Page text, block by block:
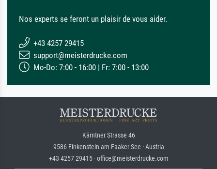
Nos experts se feront un plaisir de vous aider.
+43 4257 29415
support@meisterdrucke.com
Mo-Do: 7:00 - 16:00 | Fr: 7:00 - 13:00
Kärntner Strasse 46
9586 Finkenstein am Faaker See · Austria
+43 4257 29415 · office@meisterdrucke.com